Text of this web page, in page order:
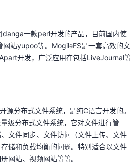
一款perl开发的产品，目前国内使
网站yupoo等。MogileFS是一套高效的文
开发，广泛应用在包括LiveJournal等
源分布式文件系统，是纯C语言开发的。
级分布式文件系统，它对文件进行管
文件同步、文件访问（文件上传、文件
储和负载均衡的问题。特别适合以文件
网站、视频网站等等。